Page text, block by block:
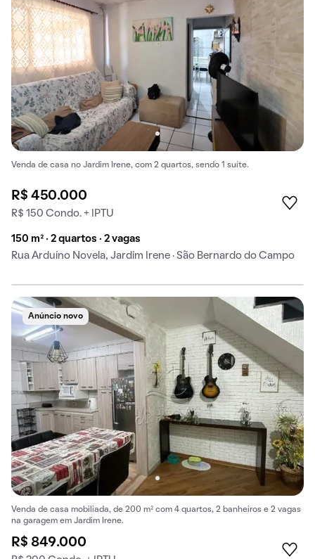
Venda de casa no Jardim Irene, com 2 quartos, sendo 1 suíte.
R$ 450.000
R$ 150 Condo. + IPTU
150 m² · 2 quartos · 2 vagas
Rua Arduíno Novela, Jardim Irene · São Bernardo do Campo
Anúncio novo
Venda de casa mobiliada, de 200 m² com 4 quartos, 2 banheiros e 2 vagas
na garagem em Jardim Irene.
R$ 849.000